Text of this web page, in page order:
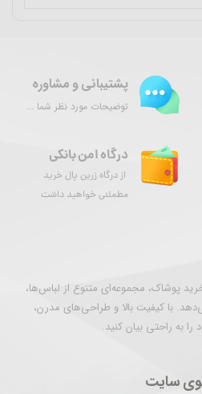
درگاه امن بانکی
از درگاه زرین پال خرید
مطمئنی خواهید داشت
پشتیبانی و مشاوره
توضیحات مورد نظر شما ...
پوشاک، مجموعه‌ای متنوع از لباس‌ها،
با کیفیت بالا و طراحی‌های مدرن،
به راحتی بیان کنید.
سایت